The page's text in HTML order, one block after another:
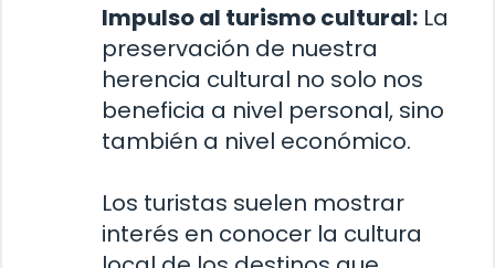
Impulso al turismo cultural: La
preservación de nuestra
herencia cultural no solo nos
beneficia a nivel personal, sino
también a nivel económico.
Los turistas suelen mostrar
interés en conocer la cultura